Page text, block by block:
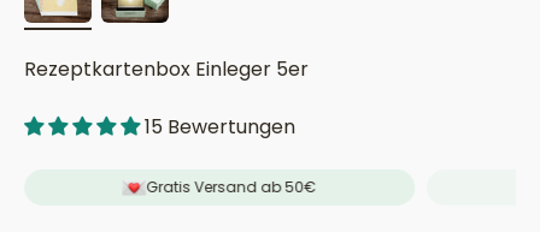
Rezeptkartenbox Einleger 5er
15 Bewertungen
Gratis Versand ab 50€